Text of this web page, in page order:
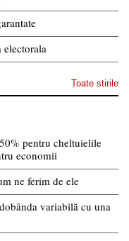
electorala
Toate stirile
pentru cheltuielile
economii
ne ferim de ele
variabilă cu una